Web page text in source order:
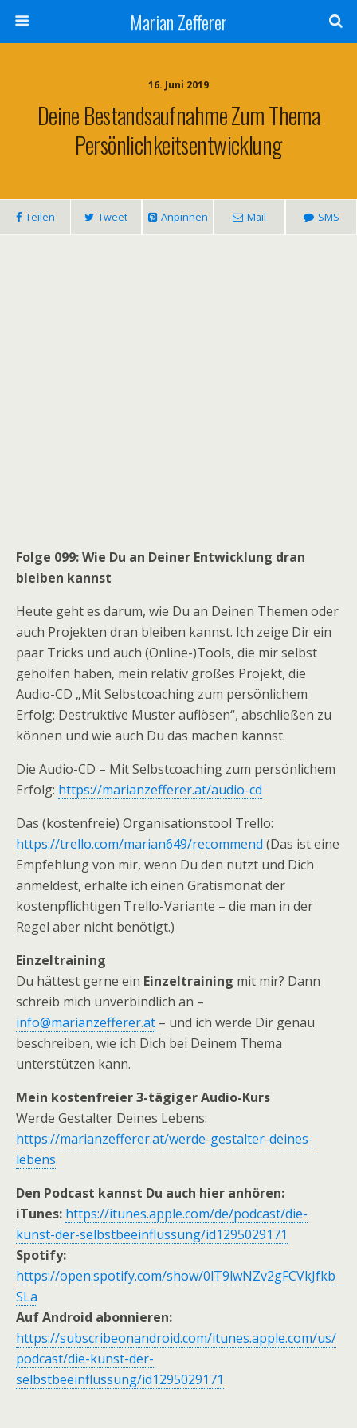
Marian Zefferer
16. Juni 2019
Deine Bestandsaufnahme Zum Thema
Persönlichkeitsentwicklung
Teilen Tweet Anpinnen Mail SMS
Folge 099: Wie Du an Deiner Entwicklung dran
bleiben kannst
Heute geht es darum, wie Du an Deinen Themen oder
auch Projekten dran bleiben kannst. Ich zeige Dir ein
paar Tricks und auch (Online-)Tools, die mir selbst
geholfen haben, mein relativ großes Projekt, die
Audio-CD „Mit Selbstcoaching zum persönlichem
Erfolg: Destruktive Muster auflösen“, abschließen zu
können und wie auch Du das machen kannst.
Die Audio-CD – Mit Selbstcoaching zum persönlichem
Erfolg: https://marianzefferer.at/audio-cd
Das (kostenfreie) Organisationstool Trello:
https://trello.com/marian649/recommend (Das ist eine
Empfehlung von mir, wenn Du den nutzt und Dich
anmeldest, erhalte ich einen Gratismonat der
kostenpflichtigen Trello-Variante – die man in der
Regel aber nicht benötigt.)
Einzeltraining
Du hättest gerne ein Einzeltraining mit mir? Dann
schreib mich unverbindlich an –
info@marianzefferer.at – und ich werde Dir genau
beschreiben, wie ich Dich bei Deinem Thema
unterstützen kann.
Mein kostenfreier 3-tägiger Audio-Kurs
Werde Gestalter Deines Lebens:
https://marianzefferer.at/werde-gestalter-deines-
lebens
Den Podcast kannst Du auch hier anhören:
iTunes: https://itunes.apple.com/de/podcast/die-
kunst-der-selbstbeeinflussung/id1295029171
Spotify:
https://open.spotify.com/show/0lT9lwNZv2gFCVkJfkb
SLa
Auf Android abonnieren:
https://subscribeonandroid.com/itunes.apple.com/us/
podcast/die-kunst-der-
selbstbeeinflussung/id1295029171